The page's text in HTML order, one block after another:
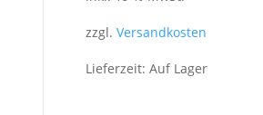
zzgl.Versandkosten
Lieferzeit:Auf Lager